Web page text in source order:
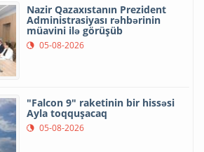
Nazir Qazaxıstanın Prezident
Administrasiyası rəhbərinin
müavini ilə görüşüb
05-08-2026
"Falcon 9" raketinin bir hissəsi
Ayla toqquşacaq
05-08-2026